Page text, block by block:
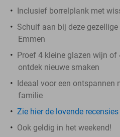
Inclusief borrelplank met
Schuif aan bij deze
Emmen
Proef 4 kleine glazen wijn of
ontdek nieuwe smaken
Ideaal voor een ontspannen
familie
Zie hier de lovende recensies
Ook geldig in het weekend!